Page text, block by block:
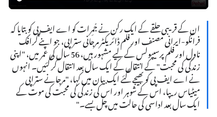
ان کے قریبی حلقے کے ایک رکن نے جُمِرات کو اے ایف پی کو بتایا کہ
فرانکو-ایرانی مصنف اور فلم ڈائریکٹر مرجانی ستراپی، جو اپنے گرافک
ناول اور فلم پرسیپولس کے لیے مشہور ہیں، 56 سال کی عمر میں، "اپنی
زندگی کی محبت" کے انتقال کے ایک سال بعد انتقال کر گئیں۔ انہوں
نے اے ایف پی کو بھیجے گئے ایک بیان میں کہا، "مرجانے ستراپی
میٹیاس ریپا، اس کے شوہر اور اس کی زندگی کی محبت کی موت کے
ایک سال بعد اداسی کی حالت میں چل بسے۔"